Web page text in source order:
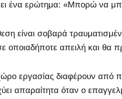
ένα ερώτημα: «Μπορώ να
είναι σοβαρά
οποιαδήποτε απειλή και θα
εργασίας διαφέρουν από
απαραίτητα όταν ο